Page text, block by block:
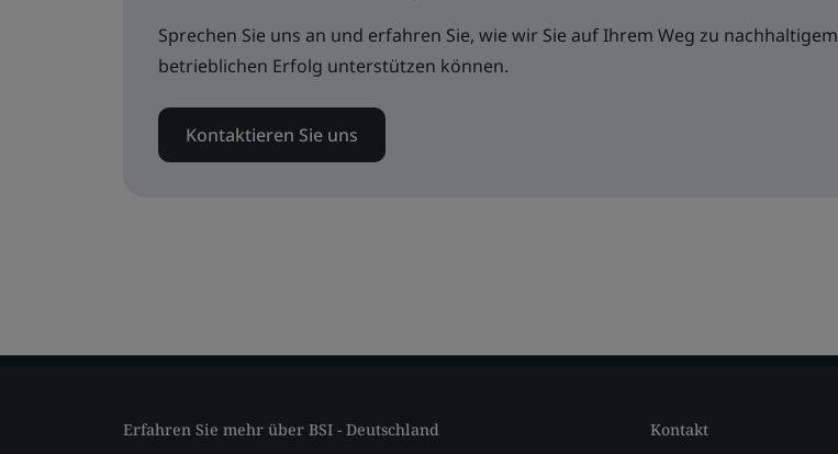
Sprechen Sie uns an und erfahren Sie, wie wir Sie auf Ihrem Weg zu nachhaltigem
betrieblichen Erfolg unterstützen können.
Kontaktieren Sie uns
Erfahren Sie mehr über BSI - Deutschland Kontakt